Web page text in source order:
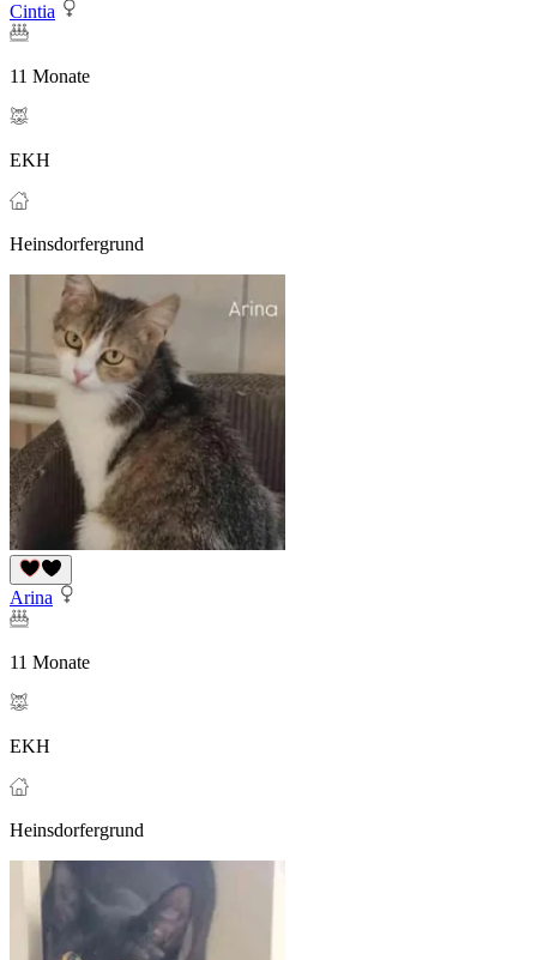
Cintia
11 Monate
EKH
Heinsdorfergrund
Arina
11 Monate
EKH
Heinsdorfergrund